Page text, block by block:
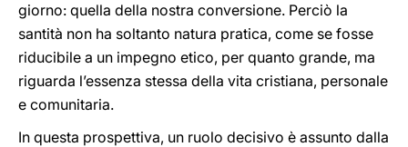
giorno: quella della nostra conversione. Perciò la
santità non ha soltanto natura pratica, come se fosse
riducibile a un impegno etico, per quanto grande, ma
riguarda l’essenza stessa della vita cristiana, personale
e comunitaria.
In questa prospettiva, un ruolo decisivo è assunto dalla